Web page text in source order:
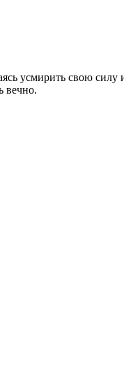
усмирить свою
вечно.